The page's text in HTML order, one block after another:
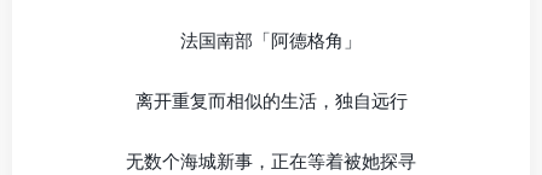
法国南部「阿德格角」
离开重复而相似的生活，独自远行
无数个海城新事，正在等着被她探寻